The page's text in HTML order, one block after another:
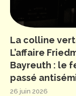
La colline
L’affaire
Bayreuth : le
passé
26 juin 2026